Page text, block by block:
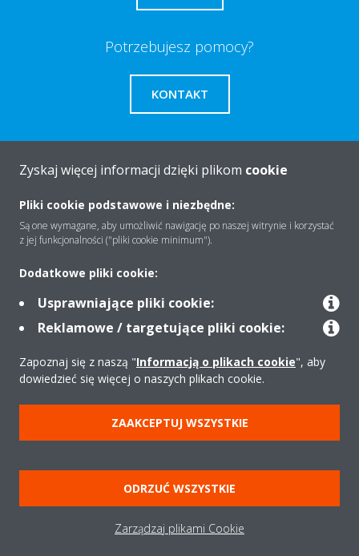
Potrzebujesz pomocy?
KONTAKT
Rozwiązania
Kontakt
Produkty
Copyright © Daikin
Strategia podatkowa
Klimatyzacja
Oczyszczacze powietrza Data Act
Zyskaj więcej informacji dzięki plikom cookie
Pliki cookie podstawowe i niezbędne:
Są one wymagane, aby umożliwić nawigację po naszej witrynie i korzystać
z jej funkcjonalności ("pliki cookie minimum").
Dodatkowe pliki cookie:
Usprawniające pliki cookie:
Reklamowe / targetujące pliki cookie:
Zapoznaj się z naszą "Informacją o plikach cookie", aby
dowiedzieć się więcej o naszych plikach cookie.
ZAAKCEPTUJ WSZYSTKIE
ODRZUĆ WSZYSTKIE
Zarządzaj plikami Cookie